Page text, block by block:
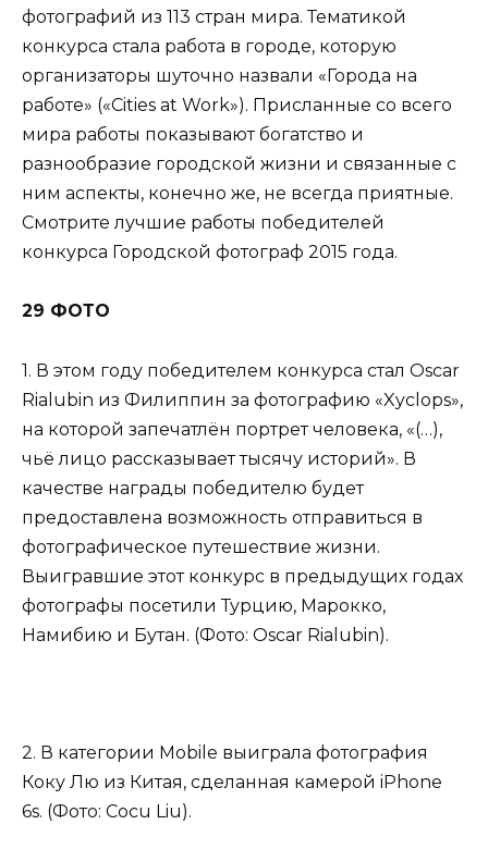
фотографий из 113 стран мира. Тематикой
конкурса стала работа в городе, которую
организаторы шуточно назвали «Города на
работе» («Cities at Work»). Присланные со всего
мира работы показывают богатство и
разнообразие городской жизни и связанные с
ним аспекты, конечно же, не всегда приятные.
Смотрите лучшие работы победителей
конкурса Городской фотограф 2015 года.
29 ФОТО
1. В этом году победителем конкурса стал Oscar
Rialubin из Филиппин за фотографию «Xyclops»,
на которой запечатлён портрет человека, «(…),
чьё лицо рассказывает тысячу историй». В
качестве награды победителю будет
предоставлена возможность отправиться в
фотографическое путешествие жизни.
Выигравшие этот конкурс в предыдущих годах
фотографы посетили Турцию, Марокко,
Намибию и Бутан. (Фото: Oscar Rialubin).
2. В категории Mobile выиграла фотография
Коку Лю из Китая, сделанная камерой iPhone
6s. (Фото: Cocu Liu).